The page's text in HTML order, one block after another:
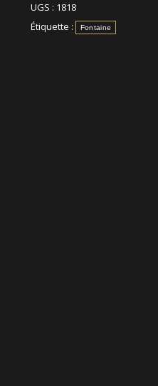
UGS : 1818
Étiquette :
Fontaine